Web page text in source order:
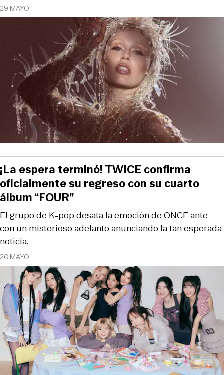
29 MAYO
20 MAYO
El grupo de K-pop desata la emoción de ONCE ante
con un misterioso adelanto anunciando la tan esperada
noticia.
¡La espera terminó! TWICE confirma
oficialmente su regreso con su cuarto
álbum “FOUR”